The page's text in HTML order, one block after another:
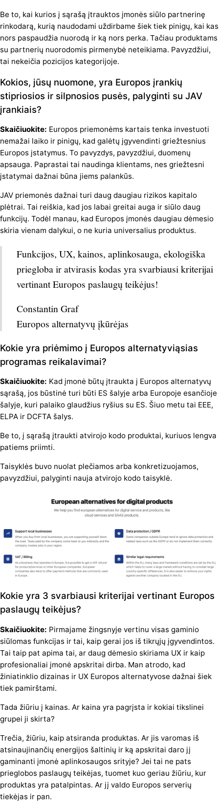
Be to, kai kurios į sąrašą įtrauktos įmonės siūlo partnerinę
rinkodarą, kurią naudodami uždirbame šiek tiek pinigų, kai kas
nors paspaudžia nuorodą ir ką nors perka. Tačiau produktams
su partnerių nuorodomis pirmenybė neteikiama. Pavyzdžiui,
tai nekeičia pozicijos kategorijoje.
Kokios, jūsų nuomone, yra Europos įrankių
stipriosios ir silpnosios pusės, palyginti su JAV
įrankiais?
Skaičiuokite: Europos priemonėms kartais tenka investuoti
nemažai laiko ir pinigų, kad galėtų įgyvendinti griežtesnius
Europos įstatymus. To pavyzdys, pavyzdžiui, duomenų
apsauga. Paprastai tai naudinga klientams, nes griežtesni
įstatymai dažnai būna jiems palankūs.
JAV priemonės dažnai turi daug daugiau rizikos kapitalo
plėtrai. Tai reiškia, kad jos labai greitai auga ir siūlo daug
funkcijų. Todėl manau, kad Europos įmonės daugiau dėmesio
skiria vienam dalykui, o ne kuria universalius produktus.
Funkcijos, UX, kainos, aplinkosauga, ekologiška
priegloba ir atvirasis kodas yra svarbiausi kriterijai
vertinant Europos paslaugų teikėjus!
Constantin Graf
Europos alternatyvų įkūrėjas
Kokie yra priėmimo į Europos alternatyviąsias
programas reikalavimai?
Skaičiuokite: Kad įmonė būtų įtraukta į Europos alternatyvų
sąrašą, jos būstinė turi būti ES šalyje arba Europoje esančioje
šalyje, kuri palaiko glaudžius ryšius su ES. Šiuo metu tai EEE,
ELPA ir DCFTA šalys.
Be to, į sąrašą įtraukti atvirojo kodo produktai, kuriuos lengva
patiems priimti.
Taisyklės buvo nuolat plečiamos arba konkretizuojamos,
pavyzdžiui, palyginti nauja atvirojo kodo taisyklė.
Kokie yra 3 svarbiausi kriterijai vertinant Europos
paslaugų teikėjus?
Skaičiuokite: Pirmajame žingsnyje vertinu visas gaminio
siūlomas funkcijas ir tai, kaip gerai jos iš tikrųjų įgyvendintos.
Tai taip pat apima tai, ar daug dėmesio skiriama UX ir kaip
profesionaliai įmonė apskritai dirba. Man atrodo, kad
žiniatinklio dizainas ir UX Europos alternatyvose dažnai šiek
tiek pamirštami.
Tada žiūriu į kainas. Ar kaina yra pagrįsta ir kokiai tikslinei
grupei ji skirta?
Trečia, žiūriu, kaip atsiranda produktas. Ar jis varomas iš
atsinaujinančių energijos šaltinių ir ką apskritai daro jį
gaminanti įmonė aplinkosaugos srityje? Jei tai ne pats
prieglobos paslaugų teikėjas, tuomet kuo geriau žiūriu, kur
produktas yra patalpintas. Ar jį valdo Europos serverių
tiekėjas ir pan.